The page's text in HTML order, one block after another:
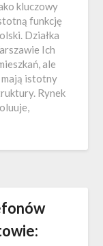
kluczowy
funkcję
Działka
Ich
ale
istotny
Rynek